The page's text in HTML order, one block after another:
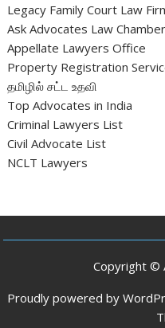
Legacy Family Court Law
Ask Advocates Law Chamber
Appellate Lawyers Office
Property Registration
தமிழில் சட்ட உதவி
Top Advocates in India
Criminal Lawyers List
Civil Advocate List
NCLT Lawyers
Copyright ©
Proudly powered by